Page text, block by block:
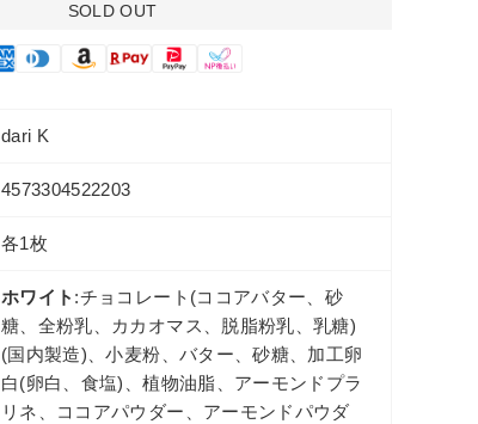
SOLD OUT
dari K
4573304522203
各1枚
ホワイト :チョコレート(ココアバター、砂
糖、全粉乳、カカオマス、脱脂粉乳、乳糖)
(国内製造)、小麦粉、バター、砂糖、加工卵
白(卵白、食塩)、植物油脂、アーモンドプラ
リネ、ココアパウダー、アーモンドパウダ